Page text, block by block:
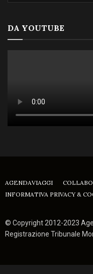
DA YOUTUBE
AGENDAVIAGGI
INFORMATIVA PRIVACY &
© Copyright 2012-2023
Registrazione Tribunale